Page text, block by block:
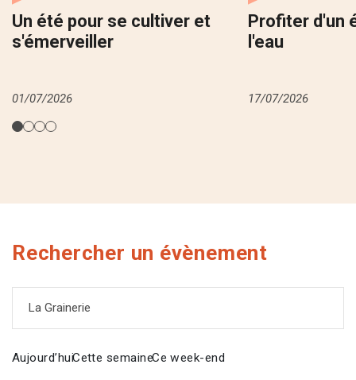
Un été pour se cultiver et
s'émerveiller
01/07/2026
Profiter d'un
l'eau
17/07/2026
Rechercher un évènement
Aujourd’huiCette semaineCe week-end